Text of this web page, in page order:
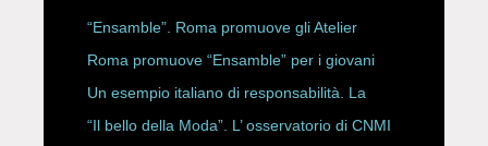
ROBERTA ANGELILLI
“Ensamble”. Roma promuove gli Atelier
Storici
Roma promuove “Ensamble” per i giovani
Un esempio italiano di responsabilità. La
Rete Slow Fiber
“Il bello della Moda”. L’ osservatorio di CNMI